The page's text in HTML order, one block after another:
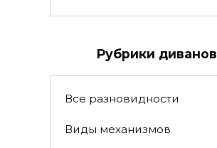
Рубрики диванов
Все разновидности
Виды механизмов